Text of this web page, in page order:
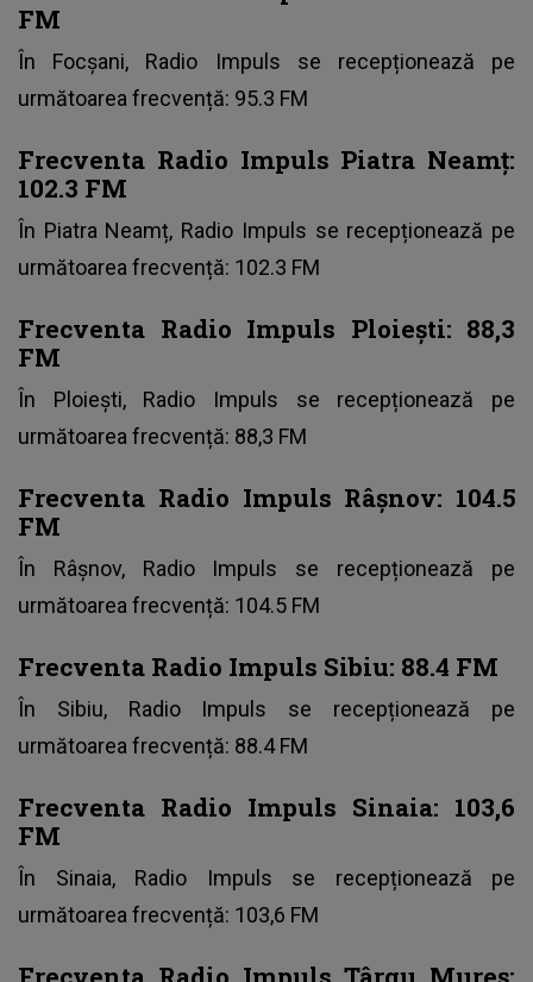
FM
În Focșani, Radio Impuls se recepționează pe
următoarea frecvență: 95.3 FM
Frecventa Radio Impuls Piatra Neamț:
102.3 FM
În Piatra Neamț, Radio Impuls se recepționează pe
următoarea frecvență: 102.3 FM
Frecventa Radio Impuls Ploiești: 88,3
FM
În Ploiești, Radio Impuls se recepționează pe
următoarea frecvență: 88,3 FM
Frecventa Radio Impuls Râșnov: 104.5
FM
În Râșnov, Radio Impuls se recepționează pe
următoarea frecvență: 104.5 FM
Frecventa Radio Impuls Sibiu: 88.4 FM
În Sibiu, Radio Impuls se recepționează pe
următoarea frecvență: 88.4 FM
Frecventa Radio Impuls Sinaia: 103,6
FM
În Sinaia, Radio Impuls se recepționează pe
următoarea frecvență: 103,6 FM